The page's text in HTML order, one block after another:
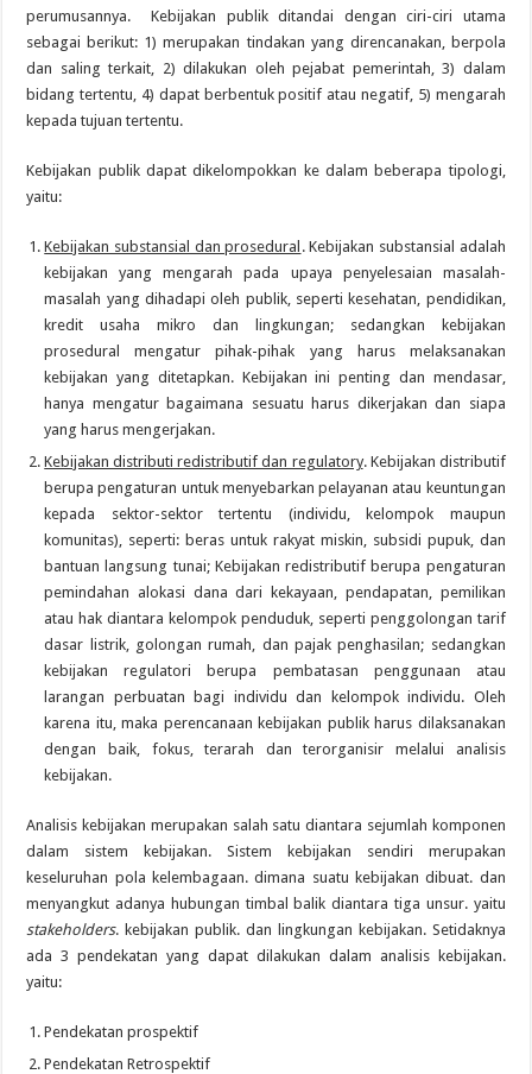
perumusannya. Kebijakan publik ditandai dengan ciri-ciri utama
sebagai berikut: 1) merupakan tindakan yang direncanakan, berpola
dan saling terkait, 2) dilakukan oleh pejabat pemerintah, 3) dalam
bidang tertentu, 4) dapat berbentuk positif atau negatif, 5) mengarah
kepada tujuan tertentu.
Kebijakan publik dapat dikelompokkan ke dalam beberapa tipologi,
yaitu:
Kebijakan substansial dan prosedural . Kebijakan substansial adalah
kebijakan yang mengarah pada upaya penyelesaian masalah-
masalah yang dihadapi oleh publik, seperti kesehatan, pendidikan,
kredit usaha mikro dan lingkungan; sedangkan kebijakan
prosedural mengatur pihak-pihak yang harus melaksanakan
kebijakan yang ditetapkan. Kebijakan ini penting dan mendasar,
hanya mengatur bagaimana sesuatu harus dikerjakan dan siapa
yang harus mengerjakan.
Kebijakan distributi redistributif dan regulatory. Kebijakan distributif
berupa pengaturan untuk menyebarkan pelayanan atau keuntungan
kepada sektor-sektor tertentu (individu, kelompok maupun
komunitas), seperti: beras untuk rakyat miskin, subsidi pupuk, dan
bantuan langsung tunai; Kebijakan redistributif berupa pengaturan
pemindahan alokasi dana dari kekayaan, pendapatan, pemilikan
atau hak diantara kelompok penduduk, seperti penggolongan tarif
dasar listrik, golongan rumah, dan pajak penghasilan; sedangkan
kebijakan regulatori berupa pembatasan penggunaan atau
larangan perbuatan bagi individu dan kelompok individu. Oleh
karena itu, maka perencanaan kebijakan publik harus dilaksanakan
dengan baik, fokus, terarah dan terorganisir melalui analisis
kebijakan.
Analisis kebijakan merupakan salah satu diantara sejumlah komponen
dalam sistem kebijakan. Sistem kebijakan sendiri merupakan
keseluruhan pola kelembagaan. dimana suatu kebijakan dibuat. dan
menyangkut adanya hubungan timbal balik diantara tiga unsur. yaitu
stakeholders. kebijakan publik. dan lingkungan kebijakan. Setidaknya
ada 3 pendekatan yang dapat dilakukan dalam analisis kebijakan.
yaitu:
Pendekatan prospektif
Pendekatan Retrospektif